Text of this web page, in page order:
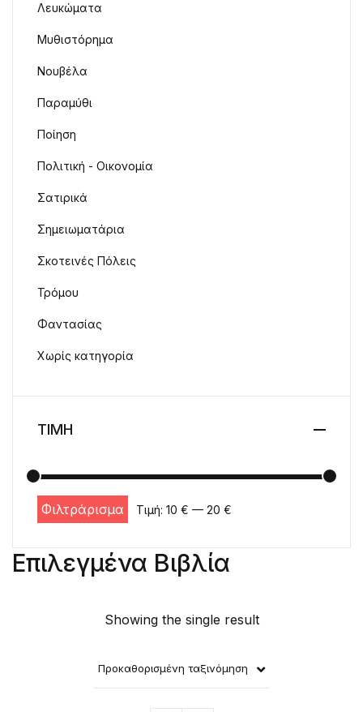
Επιλεγμένα Βιβλία
Showing the single result
Προκαθορισμένη ταξινόμηση
Λευκώματα
Μυθιστόρημα
Νουβέλα
Παραμύθι
Ποίηση
Πολιτική - Οικονομία
Σατιρικά
Σημειωματάρια
Σκοτεινές Πόλεις
Τρόμου
Φαντασίας
Χωρίς κατηγορία
ΤΙΜΗ
Ελάχιστη τιμή
Μέγιστη τιμή
Φιλτράρισμα Τιμή: 10 € — 20 €